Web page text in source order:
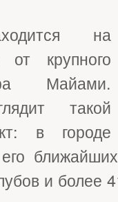
на
крупного
Майами.
такой
в городе
и более